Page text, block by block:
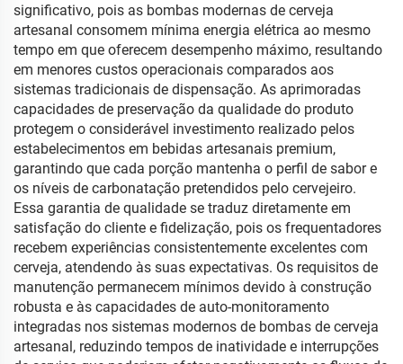
significativo, pois as bombas modernas de cerveja
artesanal consomem mínima energia elétrica ao mesmo
tempo em que oferecem desempenho máximo, resultando
em menores custos operacionais comparados aos
sistemas tradicionais de dispensação. As aprimoradas
capacidades de preservação da qualidade do produto
protegem o considerável investimento realizado pelos
estabelecimentos em bebidas artesanais premium,
garantindo que cada porção mantenha o perfil de sabor e
os níveis de carbonatação pretendidos pelo cervejeiro.
Essa garantia de qualidade se traduz diretamente em
satisfação do cliente e fidelização, pois os frequentadores
recebem experiências consistentemente excelentes com
cerveja, atendendo às suas expectativas. Os requisitos de
manutenção permanecem mínimos devido à construção
robusta e às capacidades de auto-monitoramento
integradas nos sistemas modernos de bombas de cerveja
artesanal, reduzindo tempos de inatividade e interrupções